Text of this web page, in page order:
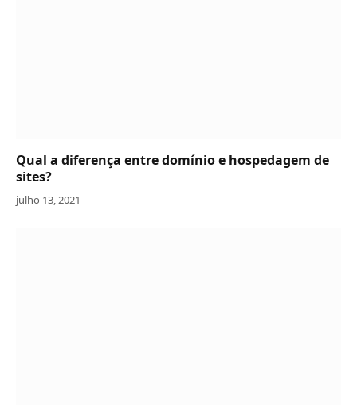
Qual a diferença entre domínio e hospedagem de
sites?
julho 13, 2021